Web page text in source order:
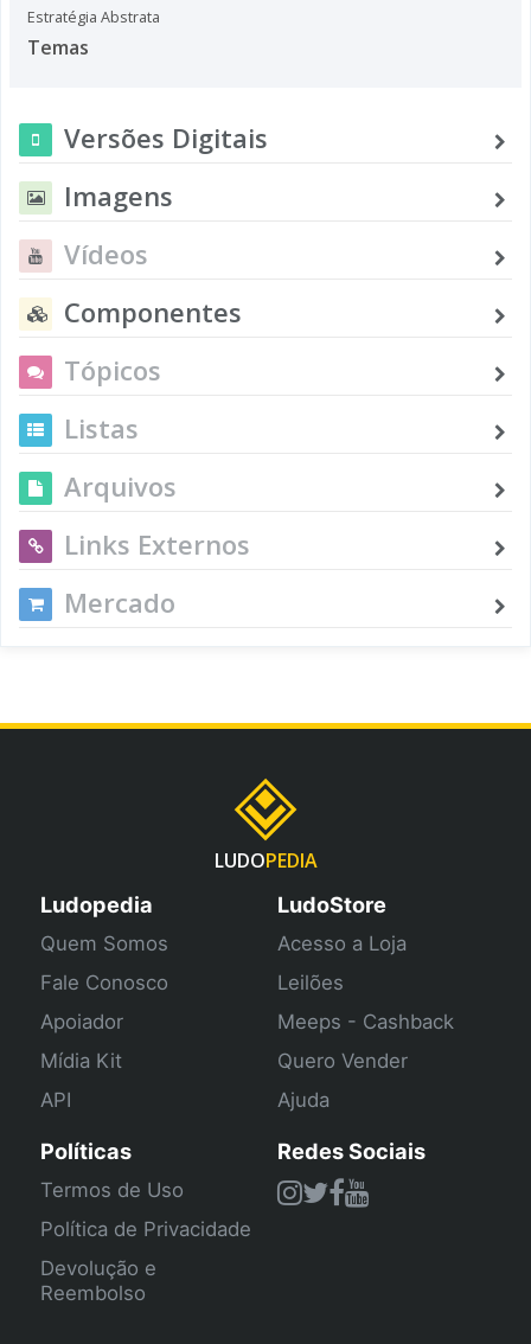
Estratégia Abstrata
Temas
Versões Digitais
Imagens
Vídeos
Componentes
Tópicos
Listas
Arquivos
Links Externos
Mercado
LUDOPEDIA
Ludopedia
Quem Somos
Fale Conosco
Apoiador
Mídia Kit
API
LudoStore
Acesso a Loja
Leilões
Meeps - Cashback
Quero Vender
Ajuda
Políticas
Termos de Uso
Política de Privacidade
Devolução e
Reembolso
Redes Sociais